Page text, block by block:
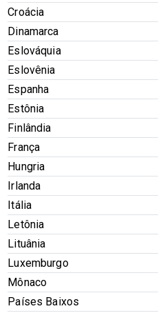
Croácia
Dinamarca
Eslováquia
Eslovênia
Espanha
Estônia
Finlândia
França
Hungria
Irlanda
Itália
Letônia
Lituânia
Luxemburgo
Mônaco
Países Baixos